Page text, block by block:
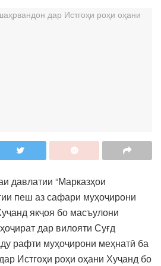
давлатии “Марказҳои
пеш аз сафари муҳоҷирони
якҷоя бо масъулони
дар вилояти Суғд
рафти муҳоҷирони меҳнатӣ ба
Истгоҳи роҳи оҳани Хуҷанд бо